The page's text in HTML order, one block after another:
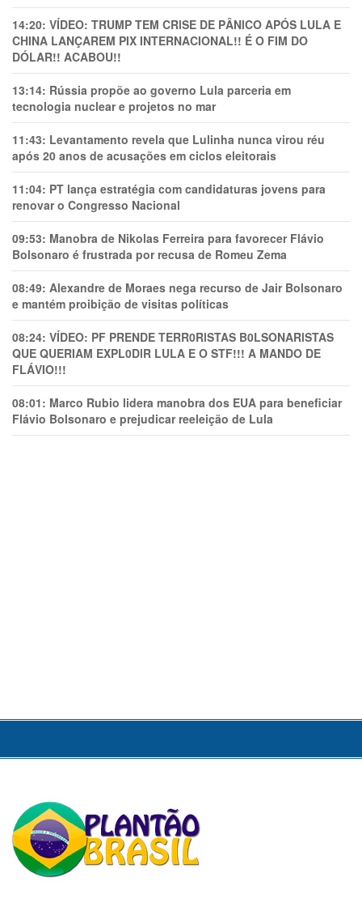
14:20: VÍDEO: TRUMP TEM CRlSE DE PÂNlCO APÓS LULA E
CHINA LANÇAREM PIX INTERNACIONAL!! É O FIM DO
DÓLAR!! ACABOU!!
13:14: Rússia propõe ao governo Lula parceria em
tecnologia nuclear e projetos no mar
11:43: Levantamento revela que Lulinha nunca virou réu
após 20 anos de acusações em ciclos eleitorais
11:04: PT lança estratégia com candidaturas jovens para
renovar o Congresso Nacional
09:53: Manobra de Nikolas Ferreira para favorecer Flávio
Bolsonaro é frustrada por recusa de Romeu Zema
08:49: Alexandre de Moraes nega recurso de Jair Bolsonaro
e mantém proibição de visitas políticas
08:24: VÍDEO: PF PRENDE TERR0RlSTAS B0LSONARlSTAS
QUE QUERIAM EXPL0DlR LULA E O STF!!! A MANDO DE
FLÁVIO!!!
08:01: Marco Rubio lidera manobra dos EUA para beneficiar
Flávio Bolsonaro e prejudicar reeleição de Lula